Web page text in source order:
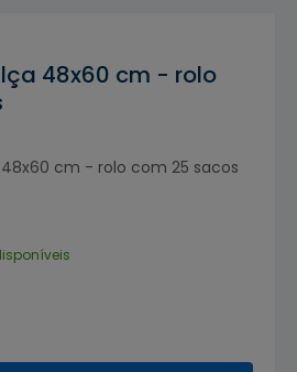
48x60 cm - rolo
cm - rolo com 25 sacos